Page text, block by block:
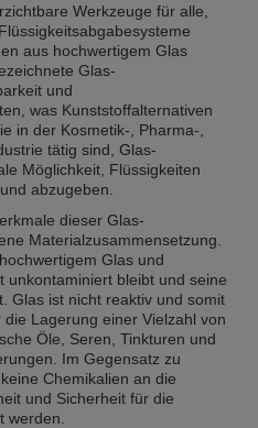
Werkzeuge für alle,
aus hochwertigem Glas
Glas-
und
was Kunststoffalternativen
in der Kosmetik-, Pharma-,
tätig sind, Glas-
Möglichkeit, Flüssigkeiten
abzugeben.
dieser Glas-
Materialzusammensetzung.
Glas und
unkontaminiert bleibt und seine
Glas ist nicht reaktiv und somit
Lagerung einer Vielzahl von
Öle, Seren, Tinkturen und
Im Gegensatz zu
Chemikalien an die
und Sicherheit für die
werden.